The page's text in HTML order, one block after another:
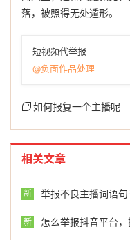
落，被照得无处遁形。
短视频代举报
@负面作品处理
如何报复一个主播呢
相关文章
新 举报不良主播词语句子大全
新 怎么举报抖音平台，抖